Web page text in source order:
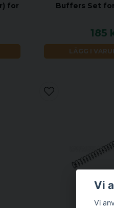
for
Buffers Set
185
LÄGG I
Vi
Vi